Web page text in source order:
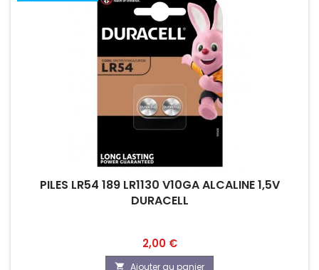
PILES LR54 189 LR1130 V10GA ALCALINE 1,5V
DURACELL
Prix
2,00 €
 Ajouter au panier